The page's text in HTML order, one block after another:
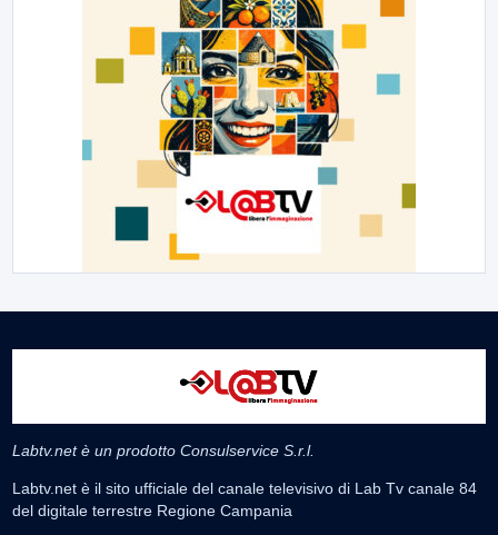
Labtv.net è un prodotto Consulservice S.r.l.
Labtv.net è il sito ufficiale del canale televisivo di Lab Tv canale 84
del digitale terrestre Regione Campania